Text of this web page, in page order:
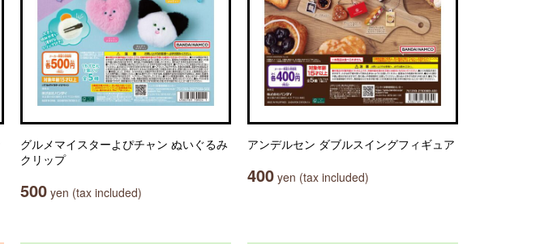
グルメマイスターよぴチャン ぬいぐるみ
クリップ
500 yen (tax included)
アンデルセン ダブルスイングフィギュア
400 yen (tax included)